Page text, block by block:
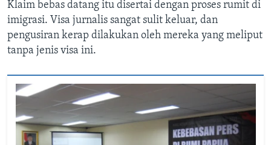
Klaim bebas datang itu disertai dengan proses rumit di
imigrasi. Visa jurnalis sangat sulit keluar, dan
pengusiran kerap dilakukan oleh mereka yang meliput
tanpa jenis visa ini.